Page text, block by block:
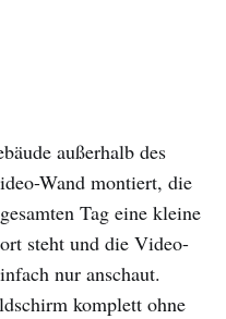
außerhalb des
Wand montiert, die
Tag eine kleine
steht und die Video-
nur anschaut.
komplett ohne